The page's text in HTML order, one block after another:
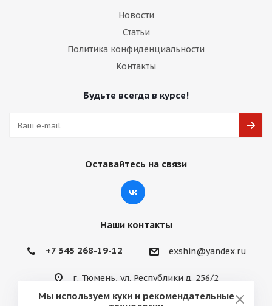
Новости
Статьи
Политика конфиденциальности
Контакты
Будьте всегда в курсе!
Оставайтесь на связи
Наши контакты
+7 345 268-19-12 exshin@yandex.ru
г. Тюмень, ул. Республики д. 256/2
Мы используем куки и рекомендательные